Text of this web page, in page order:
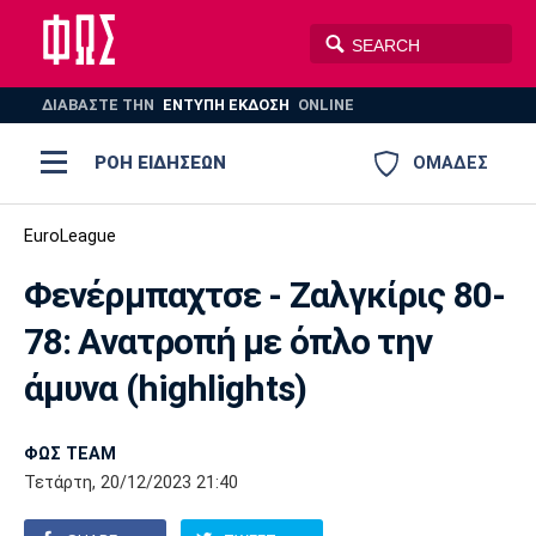
ΔΙΑΒΑΣΤΕ THN ΕΝΤΥΠΗ ΕΚΔΟΣΗ ONLINE
ΟΜΑΔΕΣ
ΡΟΗ ΕΙΔΗΣΕΩΝ
ΠΟΔΟΣΦΑΙΡΟ
ΒΟΛΕΪ ΠΟΛΟ
AUTO-MOTO PLUS
Ποδόσφαιρο
Super League 1
Super League 2
Γ Εθνική
Ελλάδα
Μπάσκετ
Ελλάδα
Εθνική
EuroLeague
Ολυμπιακοί Αγώνες
Βόλεϊ
Πόλο
Ολυμπιακός ΑΕΚ ΠΑΟΚ
Παναθηναϊκός Ατρόμητος
EuroLeague
Φενέρμπαχτσε - Ζαλγκίρις 80-
78: Ανατροπή με όπλο την
άμυνα (highlights)
ΦΩΣ TEAM
Τετάρτη, 20/12/2023 21:40